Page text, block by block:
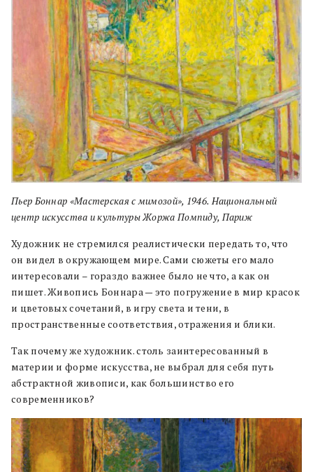
Пьер Боннар «Мастерская с мимозой», 1946. Национальный
центр искусства и культуры Жоржа Помпиду, Париж
Художник не стремился реалистически передать то, что
он видел в окружающем мире. Сами сюжеты его мало
интересовали – гораздо важнее было не что, а как он
пишет. Живопись Боннара — это погружение в мир красок
и цветовых сочетаний, в игру света и тени, в
пространственные соответствия, отражения и блики.
Так почему же художник. столь заинтересованный в
материи и форме искусства, не выбрал для себя путь
абстрактной живописи, как большинство его
современников?